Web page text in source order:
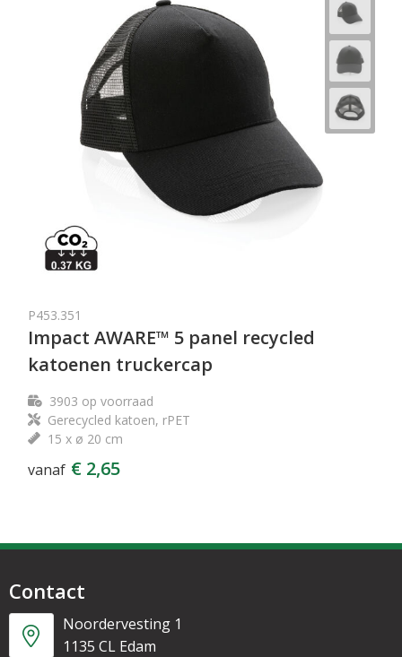
P453.351
Impact AWARE™ 5 panel recycled
katoenen truckercap
3903 op voorraad
Gerecycled katoen, rPET
15 x ø 20 cm
vanaf € 2,65
Contact
Noordervesting 1
1135 CL Edam